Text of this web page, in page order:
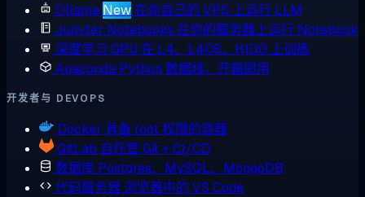
Ollama New在你自己的 VPS 上运行 LLM
Jupyter Notebooks 在你的服务器上运行 Notebook
深度学习 GPU 在 L4、L40S、H100 上训练
Anaconda Python 数据栈，开箱即用
开发者与 DEVOPS
Docker 具备 root 权限的容器
GitLab 自托管 Git + CI/CD
数据库 Postgres、MySQL、MongoDB
代码服务器 浏览器中的 VS Code